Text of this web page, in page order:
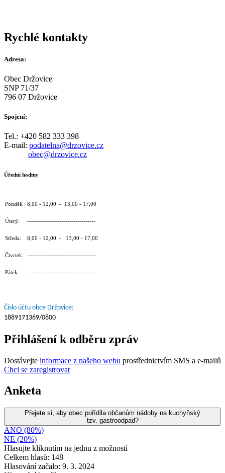
Rychlé kontakty
Adresa:
Obec Držovice
SNP 71/37
796 07 Držovice
Spojení:
Tel.: +420 582 333 398
E-mail: podatelna@drzovice.cz
obec@drzovice.cz
Úřední hodiny
Pondělí : 8,00 - 12,00 - 13,00 - 17,00
Úterý: ----------------------------------
Středa: 8,00 - 12,00 - 13,00 - 17,00
Čtvrtek: ----------------------------------
Pátek: ----------------------------------
Číslo účtu obce Držovice:
1889171369/0800
Přihlášení k odběru zpráv
Dostávejte informace z našeho webu prostřednictvím SMS a e-mailů
Chci se zaregistrovat
Anketa
Přejete si, aby obec pořídila občanům nádoby na kuchyňský
tzv. gastroodpad?
ANO (80%)
NE (20%)
Hlasujte kliknutím na jednu z možností
Celkem hlasů: 148
Hlasování začalo: 9. 3. 2024